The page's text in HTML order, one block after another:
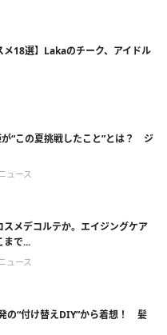
メ18選】Lakaのチーク、アイドル
が“この夏挑戦したこと”とは？ ジ
ュース
スメデコルテか。エイジングケア
まで...
ュース
の“付け替えDIY”から着想！ 髪